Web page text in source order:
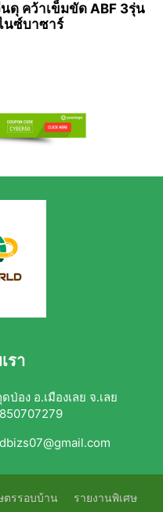
ดุ คว้าเข็มขัด ABF 3รุ่น
นซ์บาซาร์
รา
อง อ.เมืองเลย จ.เลย
ตรรอบบ้าน รายงานพิเศษ